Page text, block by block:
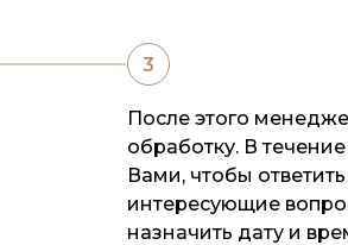
После этого
обработку. В
Вами, чтобы
интересующие
назначить дату и